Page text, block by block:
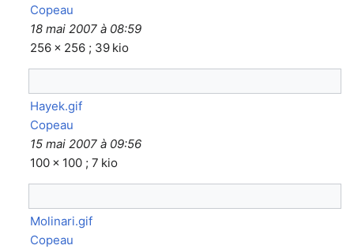
Copeau
18 mai 2007 à 08:59
256 × 256 ; 39 kio
Hayek.gif
Copeau
15 mai 2007 à 09:56
100 × 100 ; 7 kio
Molinari.gif
Copeau